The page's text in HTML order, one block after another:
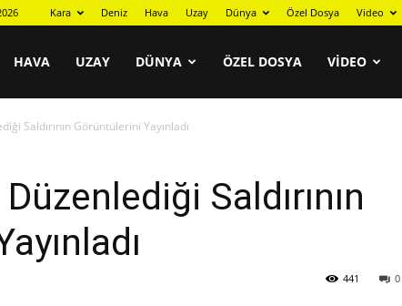
Kara Deniz Hava Uzay Dünya Özel Dosya Video
HAVA UZAY DÜNYA ÖZEL DOSYA VIDEO
Saldırının Görüntülerini Yayınladı
Saldırının
0
441